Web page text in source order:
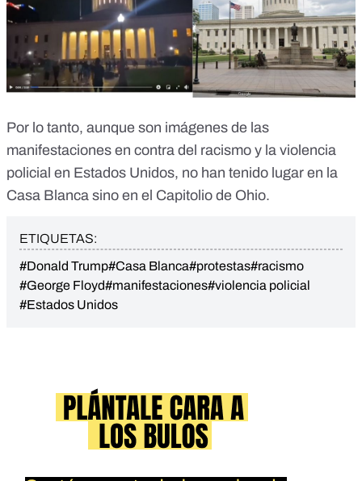
Por lo tanto, aunque son imágenes de las
manifestaciones en contra del racismo y la violencia
policial en Estados Unidos, no han tenido lugar en la
Casa Blanca sino en el Capitolio de Ohio.
ETIQUETAS:
#Donald Trump#Casa Blanca#protestas#racismo
#George Floyd#manifestaciones#violencia policial
#Estados Unidos